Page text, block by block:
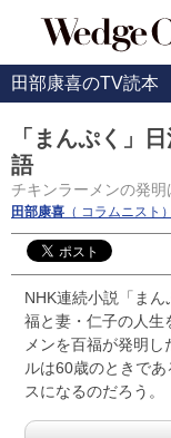
田部康喜のTV読本
「まんぷく」
語
チキンラーメンの発
田部康喜 （ コラムニスト）
NHK連続小説「ま
福と妻・仁子の人生
メンを百福が発明
ルは60歳のときで
スになるのだろう。